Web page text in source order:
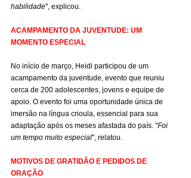
habilidade", explicou.
ACAMPAMENTO DA JUVENTUDE: UM
MOMENTO ESPECIAL
No início de março, Heidi participou de um
acampamento da juventude, evento que reuniu
cerca de 200 adolescentes, jovens e equipe de
apoio. O evento foi uma oportunidade única de
imersão na língua crioula, essencial para sua
adaptação após os meses afastada do país. "Foi
um tempo muito especial", relatou.
MOTIVOS DE GRATIDÃO E PEDIDOS DE
ORAÇÃO